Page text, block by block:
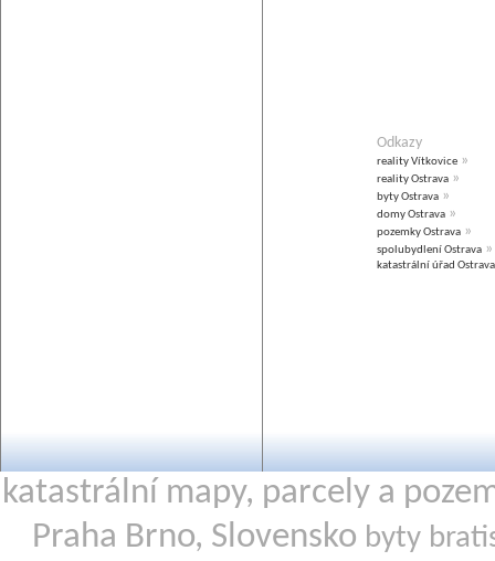
Odkazy
reality Vítkovice »
reality Ostrava »
byty Ostrava »
domy Ostrava »
pozemky Ostrava »
spolubydlení Ostrava »
katastrální úřad Ostrava
katastrální mapy, parcely a
Praha Brno, Slovensko byty